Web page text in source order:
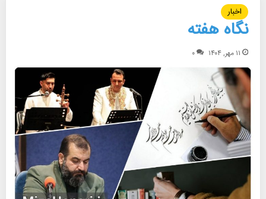
اخبار
نگاه هفته
۱۱ مهر, ۱۴۰۴ ۰